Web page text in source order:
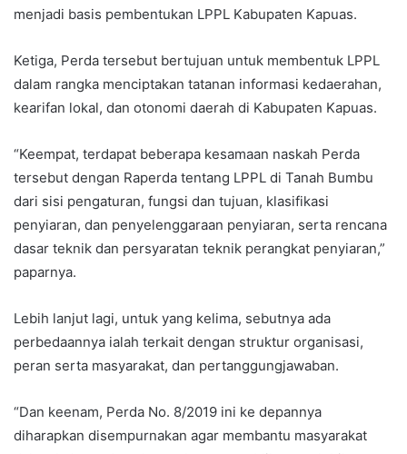
menjadi basis pembentukan LPPL Kabupaten Kapuas.
Ketiga, Perda tersebut bertujuan untuk membentuk LPPL
dalam rangka menciptakan tatanan informasi kedaerahan,
kearifan lokal, dan otonomi daerah di Kabupaten Kapuas.
“Keempat, terdapat beberapa kesamaan naskah Perda
tersebut dengan Raperda tentang LPPL di Tanah Bumbu
dari sisi pengaturan, fungsi dan tujuan, klasifikasi
penyiaran, dan penyelenggaraan penyiaran, serta rencana
dasar teknik dan persyaratan teknik perangkat penyiaran,”
paparnya.
Lebih lanjut lagi, untuk yang kelima, sebutnya ada
perbedaannya ialah terkait dengan struktur organisasi,
peran serta masyarakat, dan pertanggungjawaban.
“Dan keenam, Perda No. 8/2019 ini ke depannya
diharapkan disempurnakan agar membantu masyarakat